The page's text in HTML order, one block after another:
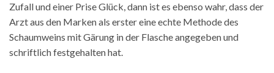
Zufall und einer Prise Glück, dann ist es ebenso wahr, dass der
Arzt aus den Marken als erster eine echte Methode des
Schaumweins mit Gärung in der Flasche angegeben und
schriftlich festgehalten hat.